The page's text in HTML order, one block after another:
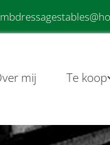
mij Te koop